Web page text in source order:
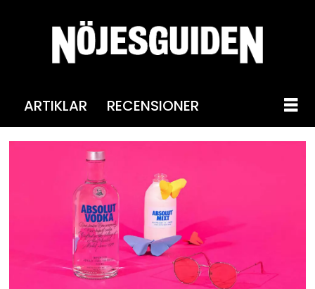
ARTIKLAR RECENSIONER